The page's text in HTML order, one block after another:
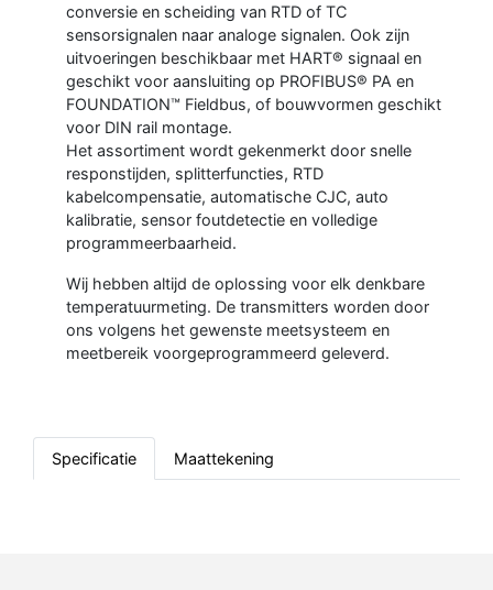
conversie en scheiding van RTD of TC
sensorsignalen naar analoge signalen. Ook zijn
uitvoeringen beschikbaar met HART® signaal en
geschikt voor aansluiting op PROFIBUS® PA en
FOUNDATION™ Fieldbus, of bouwvormen geschikt
voor DIN rail montage.
Het assortiment wordt gekenmerkt door snelle
responstijden, splitterfuncties, RTD
kabelcompensatie, automatische CJC, auto
kalibratie, sensor foutdetectie en volledige
programmeerbaarheid.
Wij hebben altijd de oplossing voor elk denkbare
temperatuurmeting. De transmitters worden door
ons volgens het gewenste meetsysteem en
meetbereik voorgeprogrammeerd geleverd.
Specificatie Maattekening